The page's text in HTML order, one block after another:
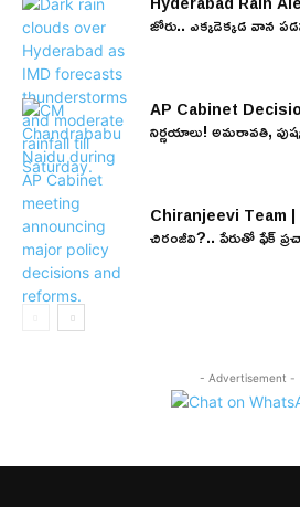
జోరు.. ఎక్కడెక్కడ వాన
AP Cabinet
నిర్ణయాలు! అమరావతి,
Chiranjeevi Team
చిరంజీవి?.. పేరుతో ఫేక్
- Advertisement -